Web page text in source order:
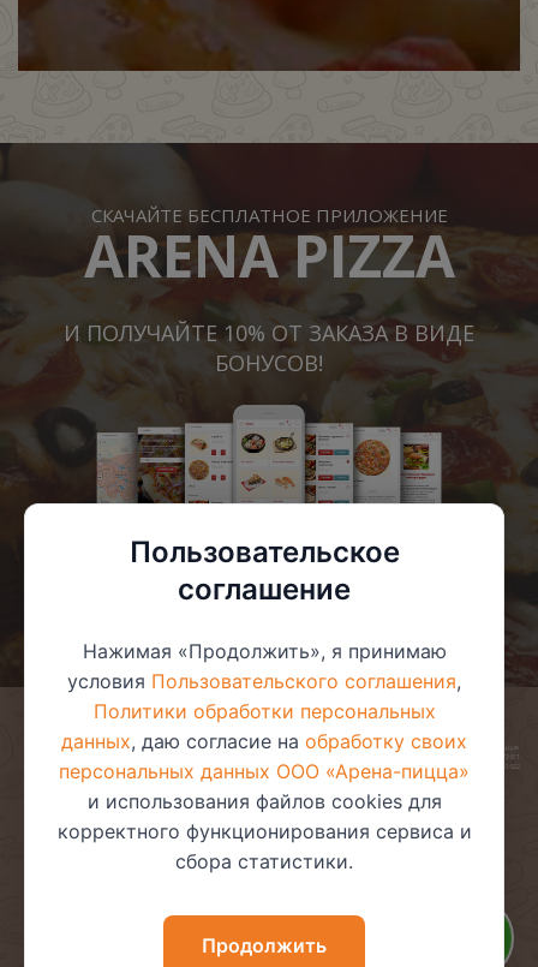
СКАЧАЙТЕ БЕСПЛАТНОЕ ПРИЛОЖЕНИЕ
ARENA PIZZA
И ПОЛУЧАЙТЕ 10% ОТ ЗАКАЗА В ВИДЕ
БОНУСОВ!
© 2025 ООО «Арена-пицца»
УНП 391272611
Магазин зарегистрирован в торговом реестре 08.05.2017 №381622
Политика видеонаблюдения
Политика в отношении
обработки файлов cookie
Пользовательское
соглашение
Нажимая «Продолжить», я принимаю
условия Пользовательского соглашения,
Политики обработки персональных
данных, даю согласие на обработку своих
персональных данных ООО «Арена-пицца»
и использования файлов cookies для
корректного функционирования сервиса и
сбора статистики.
Продолжить